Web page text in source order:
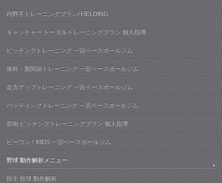
内野手トレーニングプラン/ FIELDING
キャッチャー トータルトレーニングプラン 個人指導
ピッチングトレーニング 一宮ベースボールジム
体幹・股関節トレーニング 一宮ベースボールジム
走力アップトレーニング 一宮ベースボールジム
バッティングトレーニング 一宮ベースボールジム
碧南 ピッチングトレーニングプラン 個人指導
ビーワン！KIDS 一宮ベースボールジム
野球 動作解析メニュー
投手 投球 動作解析